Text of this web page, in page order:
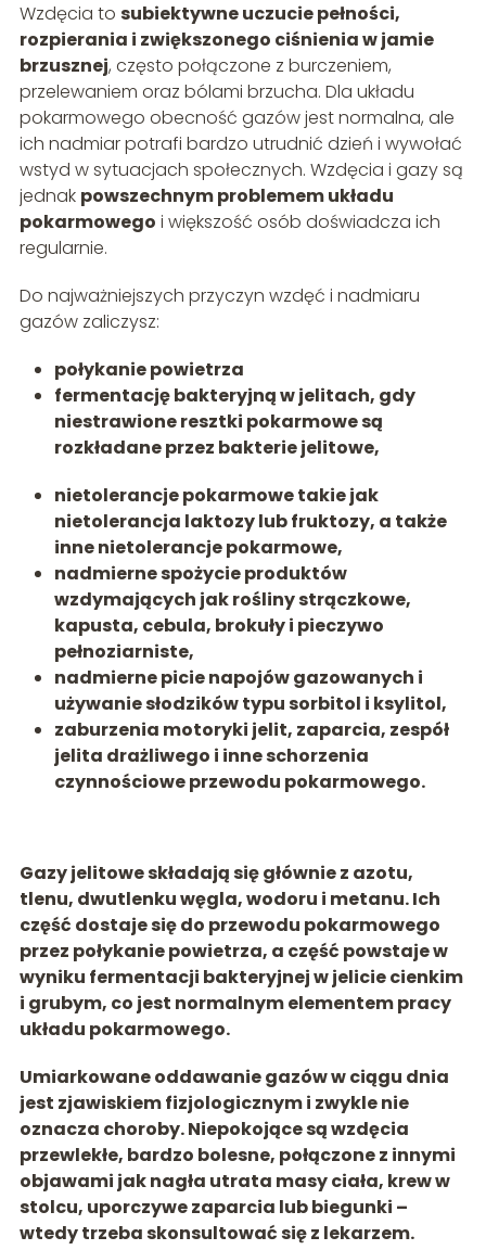
Wzdęcia to subiektywne uczucie pełności,
rozpierania i zwiększonego ciśnienia w jamie
brzusznej, często połączone z burczeniem,
przelewaniem oraz bólami brzucha. Dla układu
pokarmowego obecność gazów jest normalna, ale
ich nadmiar potrafi bardzo utrudnić dzień i wywołać
wstyd w sytuacjach społecznych. Wzdęcia i gazy są
jednak powszechnym problemem układu
pokarmowego i większość osób doświadcza ich
regularnie.
Do najważniejszych przyczyn wzdęć i nadmiaru
gazów zaliczysz:
połykanie powietrza
fermentację bakteryjną w jelitach, gdy
niestrawione resztki pokarmowe są
rozkładane przez bakterie jelitowe,
nietolerancje pokarmowetakie jak
nietolerancja laktozy lub fruktozy, a także
inne nietolerancje pokarmowe,
nadmierne spożycie produktów
wzdymających jak rośliny strączkowe,
kapusta, cebula, brokuły i pieczywo
pełnoziarniste,
nadmierne picie napojów gazowanych i
używanie słodzikówtypu sorbitol i ksylitol,
zaburzenia motoryki jelit, zaparcia, zespół
jelita drażliwego i inne schorzenia
czynnościowe przewodu pokarmowego.
Gazy jelitowe składają się głównie z azotu,
tlenu, dwutlenku węgla, wodoru i metanu. Ich
część dostaje się do przewodu pokarmowego
przez połykanie powietrza, a część powstaje w
wyniku fermentacji bakteryjnej w jelicie cienkim
i grubym, co jest normalnym elementem pracy
układu pokarmowego.
Umiarkowane oddawanie gazów w ciągu dnia
jest zjawiskiem fizjologicznym i zwykle nie
oznacza choroby.Niepokojące są wzdęcia
przewlekłe, bardzo bolesne, połączone z innymi
objawami jak nagła utrata masy ciała, krew w
stolcu, uporczywe zaparcia lub biegunki –
wtedy trzeba skonsultować się z lekarzem.